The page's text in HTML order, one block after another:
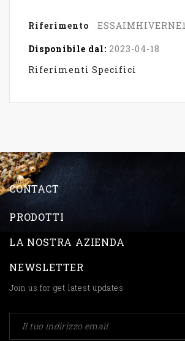
Riferimento
ESSAIMHIVERNE1
Disponibile dal: 2023-04-18
Riferimenti Specifici
CONTACT
PRODOTTI
LA NOSTRA AZIENDA
NEWSLETTER
Join us for get latest updates